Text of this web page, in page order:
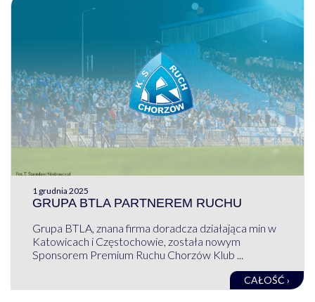
1 grudnia 2025
GRUPA BTLA PARTNEREM RUCHU
Grupa BTLA, znana firma doradcza działająca min w
Katowicach i Częstochowie, została nowym
Sponsorem Premium Ruchu Chorzów Klub ...
CAŁOŚĆ ›